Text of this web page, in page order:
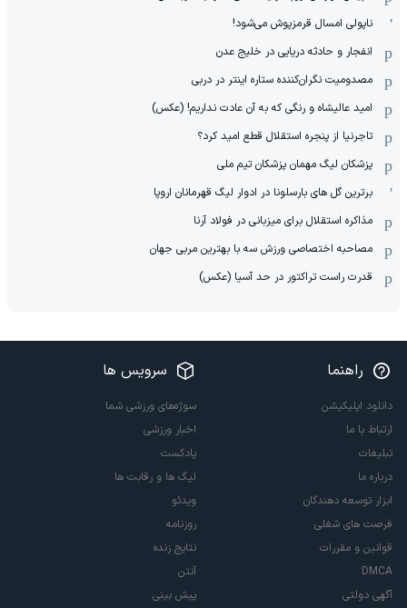
ناپولی امسال قرمزپوش می‌شود!
انفجار و حادثه دریایی در خلیج عدن
مصدومیت نگران‌کننده ستاره اینتر در دربی
امید عالیشاه و رنگی که به آن عادت نداریم! (عکس)
تاجرنیا از پنجره استقلال قطع امید کرد؟
پزشکان لیگ مهمان پزشکان تیم ملی
برترین گل های بارسلونا در ادوار لیگ قهرمانان اروپا
مذاکره استقلال برای میزبانی در فولاد آرنا
مصاحبه اختصاصی ورزش سه با بهترین مربی جهان
قدرت راست تراکتور در حد آسیا (عکس)
راهنما
دانلود اپلیکیشن
ارتباط با ما
تبلیغات
درباره ما
ابزار توسعه دهندگان
فرصت های شغلی
قوانین و مقررات
DMCA
آگهی دولتی
سرویس ها
سوژه‌های ورزشی شما
اخبار ورزشی
پادکست
لیگ ها و رقابت ها
ویدئو
روزنامه
نتایج زنده
آنتن
پیش بینی